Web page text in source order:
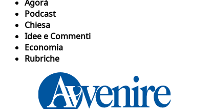
Agorà
Podcast
Chiesa
Idee e Commenti
Economia
Rubriche